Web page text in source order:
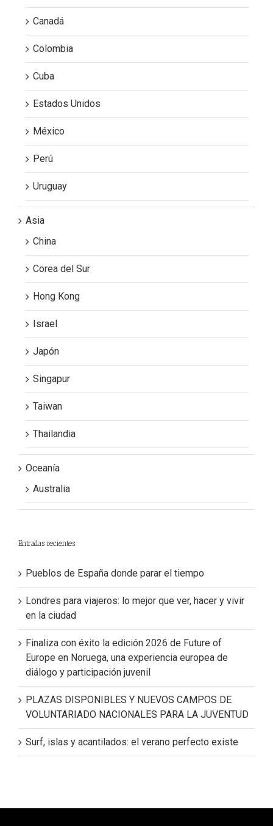
Canadá
Colombia
Cuba
Estados Unidos
México
Perú
Uruguay
Asia
China
Corea del Sur
Hong Kong
Israel
Japón
Singapur
Taiwan
Thailandia
Oceanía
Australia
Entradas recientes
Pueblos de España donde parar el tiempo
Londres para viajeros: lo mejor que ver, hacer y vivir
en la ciudad
Finaliza con éxito la edición 2026 de Future of
Europe en Noruega, una experiencia europea de
diálogo y participación juvenil
PLAZAS DISPONIBLES Y NUEVOS CAMPOS DE
VOLUNTARIADO NACIONALES PARA LA JUVENTUD
Surf, islas y acantilados: el verano perfecto existe